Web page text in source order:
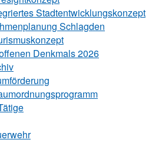
Stadtentwicklungskonzept
Schlagden
Denkmals 2026